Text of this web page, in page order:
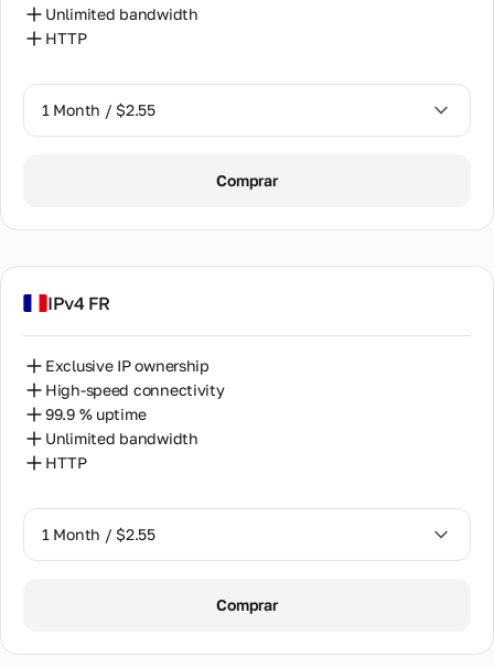
Unlimited bandwidth
HTTP
1 Month / $2.55
Comprar
IPv4 FR
Exclusive IP ownership
High-speed connectivity
99.9 % uptime
Unlimited bandwidth
HTTP
1 Month / $2.55
Comprar